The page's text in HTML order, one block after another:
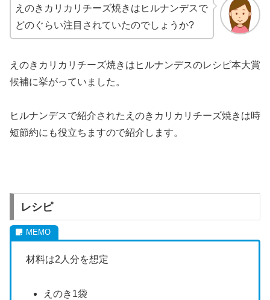
えのきカリカリチーズ焼きはヒルナンデスで
どのぐらい注目されていたのでしょうか?
えのきカリカリチーズ焼きはヒルナンデスのレシピ本大賞
候補に挙がっていました。
ヒルナンデスで紹介されたえのきカリカリチーズ焼きは時
短節約にも役立ちますので紹介します。
レシピ
材料は2人分を想定
えのき1袋